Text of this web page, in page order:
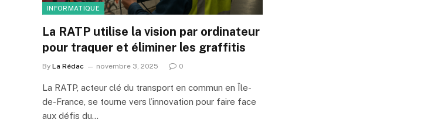
INFORMATIQUE
La RATP utilise la vision par ordinateur
pour traquer et éliminer les graffitis
By La Rédac novembre 3, 2025 0
La RATP, acteur clé du transport en commun en Île-
de-France, se tourne vers l’innovation pour faire face
aux défis du…